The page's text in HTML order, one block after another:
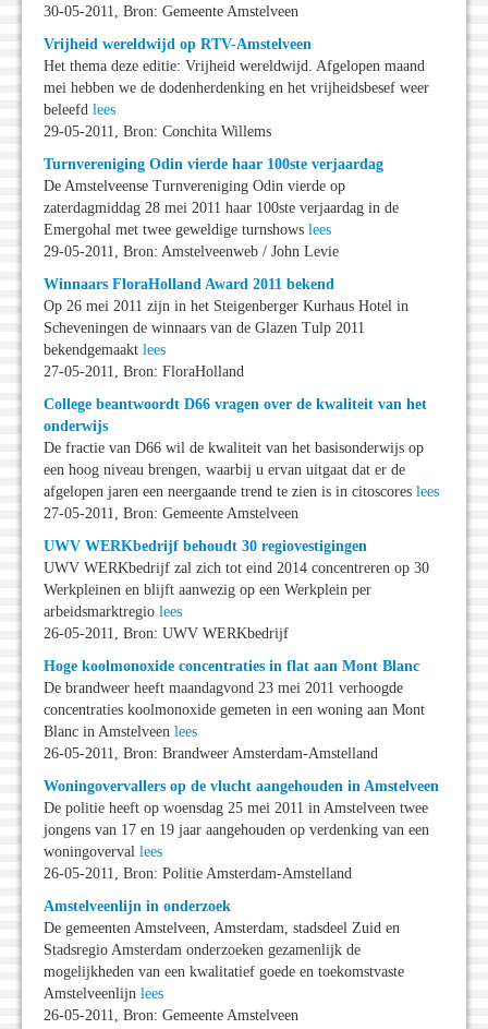
30-05-2011, Bron: Gemeente Amstelveen
Vrijheid wereldwijd op RTV-Amstelveen
Het thema deze editie: Vrijheid wereldwijd. Afgelopen maand
mei hebben we de dodenherdenking en het vrijheidsbesef weer
beleefd lees
29-05-2011, Bron: Conchita Willems
Turnvereniging Odin vierde haar 100ste verjaardag
De Amstelveense Turnvereniging Odin vierde op
zaterdagmiddag 28 mei 2011 haar 100ste verjaardag in de
Emergohal met twee geweldige turnshows lees
29-05-2011, Bron: Amstelveenweb / John Levie
Winnaars FloraHolland Award 2011 bekend
Op 26 mei 2011 zijn in het Steigenberger Kurhaus Hotel in
Scheveningen de winnaars van de Glazen Tulp 2011
bekendgemaakt lees
27-05-2011, Bron: FloraHolland
College beantwoordt D66 vragen over de kwaliteit van het
onderwijs
De fractie van D66 wil de kwaliteit van het basisonderwijs op
een hoog niveau brengen, waarbij u ervan uitgaat dat er de
afgelopen jaren een neergaande trend te zien is in citoscores lees
27-05-2011, Bron: Gemeente Amstelveen
UWV WERKbedrijf behoudt 30 regiovestigingen
UWV WERKbedrijf zal zich tot eind 2014 concentreren op 30
Werkpleinen en blijft aanwezig op een Werkplein per
arbeidsmarktregio lees
26-05-2011, Bron: UWV WERKbedrijf
Hoge koolmonoxide concentraties in flat aan Mont Blanc
De brandweer heeft maandagvond 23 mei 2011 verhoogde
concentraties koolmonoxide gemeten in een woning aan Mont
Blanc in Amstelveen lees
26-05-2011, Bron: Brandweer Amsterdam-Amstelland
Woningovervallers op de vlucht aangehouden in Amstelveen
De politie heeft op woensdag 25 mei 2011 in Amstelveen twee
jongens van 17 en 19 jaar aangehouden op verdenking van een
woningoverval lees
26-05-2011, Bron: Politie Amsterdam-Amstelland
Amstelveenlijn in onderzoek
De gemeenten Amstelveen, Amsterdam, stadsdeel Zuid en
Stadsregio Amsterdam onderzoeken gezamenlijk de
mogelijkheden van een kwalitatief goede en toekomstvaste
Amstelveenlijn lees
26-05-2011, Bron: Gemeente Amstelveen